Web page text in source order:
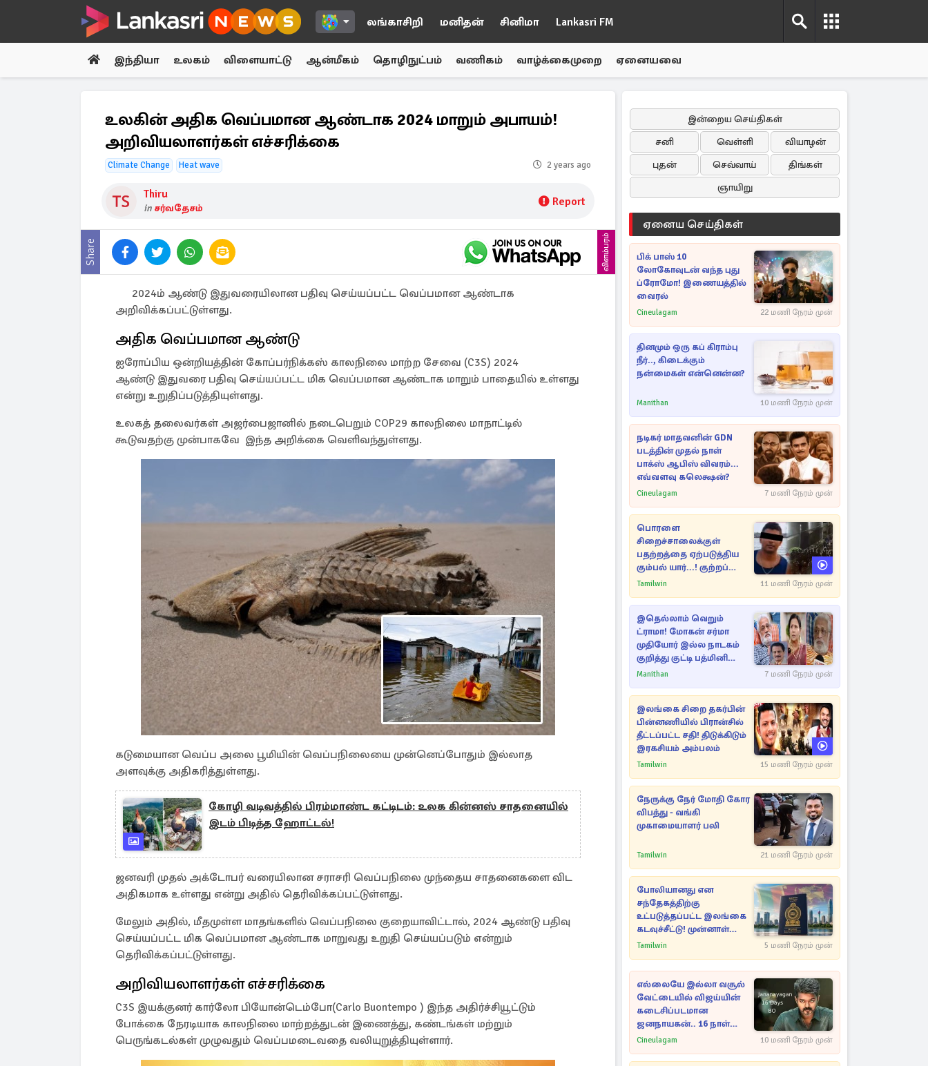
லங்காசிறி மனிதன் சினிமா Lankasri FM
இந்தியா உலகம் விளையாட்டு ஆன்மீகம் தொழிநுட்பம் வணிகம் வாழ்க்கைமுறை ஏனையவை
உலகின் அதிக வெப்பமான ஆண்டாக 2024 மாறும் அபாயம்!
அறிவியலாளர்கள் எச்சரிக்கை
Climate Change Heat wave 2 years ago
Thiru
in சர்வதேசம் Report
Share விளம்பரம்
2024ம் ஆண்டு இதுவரையிலான பதிவு செய்யப்பட்ட வெப்பமான ஆண்டாக
அறிவிக்கப்பட்டுள்ளது.
அதிக வெப்பமான ஆண்டு
ஐரோப்பிய ஒன்றியத்தின் கோப்பர்நிக்கஸ் காலநிலை மாற்ற சேவை (C3S) 2024
ஆண்டு இதுவரை பதிவு செய்யப்பட்ட மிக வெப்பமான ஆண்டாக மாறும் பாதையில் உள்ளது
என்று உறுதிப்படுத்தியுள்ளது.
உலகத் தலைவர்கள் அஜர்பைஜானில் நடைபெறும் COP29 காலநிலை மாநாட்டில்
கூடுவதற்கு முன்பாகவே இந்த அறிக்கை வெளிவந்துள்ளது.
கடுமையான வெப்ப அலை பூமியின் வெப்பநிலையை முன்னெப்போதும் இல்லாத
அளவுக்கு அதிகரித்துள்ளது.
கோழி வடிவத்தில் பிரம்மாண்ட கட்டிடம்: உலக கின்னஸ் சாதனையில்
இடம் பிடித்த ஹோட்டல்!
ஜனவரி முதல் அக்டோபர் வரையிலான சராசரி வெப்பநிலை முந்தைய சாதனைகளை விட
அதிகமாக உள்ளது என்று அதில் தெரிவிக்கப்பட்டுள்ளது.
மேலும் அதில், மீதமுள்ள மாதங்களில் வெப்பநிலை குறையாவிட்டால், 2024 ஆண்டு பதிவு
செய்யப்பட்ட மிக வெப்பமான ஆண்டாக மாறுவது உறுதி செய்யப்படும் என்றும்
தெரிவிக்கப்பட்டுள்ளது.
அறிவியலாளர்கள் எச்சரிக்கை
C3S இயக்குனர் கார்லோ பியோன்டெம்போ(Carlo Buontempo ) இந்த அதிர்ச்சியூட்டும்
போக்கை நேரடியாக காலநிலை மாற்றத்துடன் இணைத்து, கண்டங்கள் மற்றும்
பெருங்கடல்கள் முழுவதும் வெப்பமடைவதை வலியுறுத்தியுள்ளார்.
இன்றைய செய்திகள்
சனி
வெள்ளி
வியாழன்
புதன்
செவ்வாய்
திங்கள்
ஞாயிறு
ஏனைய செய்திகள்
பிக் பாஸ் 10
லோகோவுடன் வந்த புது
ப்ரோமோ! இணையத்தில்
வைரல்
Cineulagam 22 மணி நேரம் முன்
தினமும் ஒரு கப் கிராம்பு
நீர்.., கிடைக்கும்
நன்மைகள் என்னென்ன?
Manithan 10 மணி நேரம் முன்
நடிகர் மாதவனின் GDN
படத்தின் முதல் நாள்
பாக்ஸ் ஆபிஸ் விவரம்...
எவ்வளவு கலெக்ஷன்?
Cineulagam 7 மணி நேரம் முன்
பொரளை
சிறைச்சாலைக்குள்
பதற்றத்தை ஏற்படுத்திய
கும்பல் யார்...! குற்றப்
பின்னணி தொடர்பில்
Tamilwin 11 மணி நேரம் முன்
இதெல்லாம் வெறும்
ட்ராமா! மோகன் சர்மா
முதியோர் இல்ல நாடகம்
குறித்து குட்டி பத்மினி
பரபரப்பு பேட்டி
Manithan 7 மணி நேரம் முன்
இலங்கை சிறை தகர்பின்
பின்னணியில் பிரான்சில்
தீட்டப்பட்ட சதி! திடுக்கிடும்
இரகசியம் அம்பலம்
Tamilwin 15 மணி நேரம் முன்
நேருக்கு நேர் மோதி கோர
விபத்து - வங்கி
முகாமையாளர் பலி
Tamilwin 21 மணி நேரம் முன்
போலியானது என
சந்தேகத்திற்கு
உட்படுத்தப்பட்ட இலங்கை
கடவுச்சீட்டு! முன்னாள்
எம்.பிக்கு
சிக்கல்
Tamilwin 5 மணி நேரம் முன்
எல்லையே இல்லா வசூல்
வேட்டையில் விஜய்யின்
கடைசிப்படமான
ஜனநாயகன்.. 16 நாள்
பாக்ஸ் ஆபிஸ்
Cineulagam 10 மணி நேரம் முன்